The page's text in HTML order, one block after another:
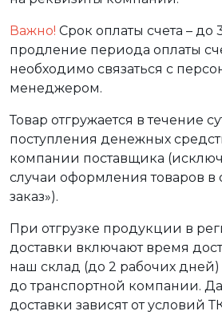
Важно! Срок оплаты счета –
продление периода оплаты
необходимо связаться с
менеджером.
Товар отгружается в течение
поступления денежных
компании поставщика
случаи оформления товаров в
заказ»).
При отгрузке продукции в
доставки включают время
наш склад (до 2 рабочих
до транспортной компании.
доставки зависят от условий